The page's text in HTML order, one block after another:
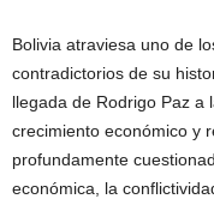
Bolivia atraviesa uno de
contradictorios de su
llegada de Rodrigo Paz a
crecimiento económico y
profundamente
económica, la